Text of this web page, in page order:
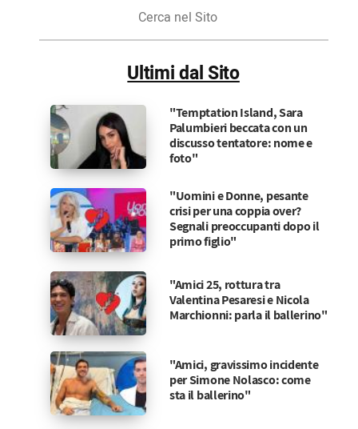
Sito
Ultimi dal Sito
"Temptation Island, Sara
Palumbieri beccata con un
discusso tentatore: nome e
foto"
"Uomini e Donne, pesante
crisi per una coppia over?
Segnali preoccupanti dopo il
primo figlio"
"Amici 25, rottura tra
Valentina Pesaresi e Nicola
Marchionni: parla il ballerino"
"Amici, gravissimo incidente
per Simone Nolasco: come
sta il ballerino"